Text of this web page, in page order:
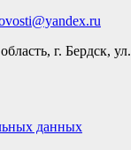
г. Бердск, ул.
данных